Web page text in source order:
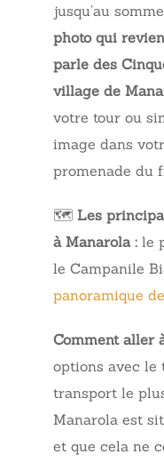
jusqu’au
photo qui
parle des
village de
votre tour ou
image dans
promenade du
🗺️ Les
à Manarola : le
le Campanile
panoramique
Comment aller
options avec le
transport le
Manarola est
et que cela ne